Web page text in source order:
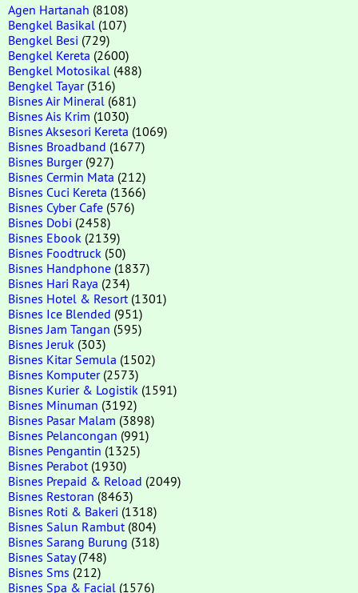
Agen Hartanah (8108)
Bengkel Basikal (107)
Bengkel Besi (729)
Bengkel Kereta (2600)
Bengkel Motosikal (488)
Bengkel Tayar(316)
Bisnes Air Mineral (681)
Bisnes Ais Krim (1030)
Bisnes Aksesori Kereta (1069)
Bisnes Broadband (1677)
Bisnes Burger(927)
Bisnes Cermin Mata (212)
Bisnes Cuci Kereta (1366)
Bisnes Cyber Cafe (576)
Bisnes Dobi (2458)
Bisnes Ebook (2139)
Bisnes Foodtruck (50)
Bisnes Handphone (1837)
Bisnes Hari Raya (234)
Bisnes Hotel & Resort (1301)
Bisnes Ice Blended (951)
Bisnes Jam Tangan (595)
Bisnes Jeruk (303)
Bisnes Kitar Semula (1502)
Bisnes Komputer(2573)
Bisnes Kurier & Logistik (1591)
Bisnes Minuman (3192)
Bisnes Pasar Malam (3898)
Bisnes Pelancongan (991)
Bisnes Pengantin (1325)
Bisnes Perabot (1930)
Bisnes Prepaid & Reload (2049)
Bisnes Restoran (8463)
Bisnes Roti & Bakeri (1318)
Bisnes Salun Rambut (804)
Bisnes Sarang Burung (318)
Bisnes Satay(748)
Bisnes Sms (212)
Bisnes Spa & Facial (1576)